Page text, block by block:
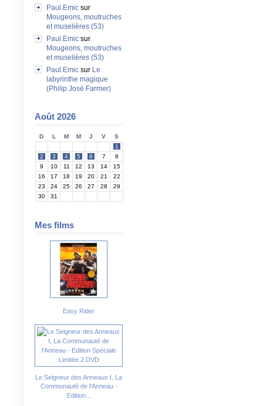
Paul.Emic sur
Mougeons, moutruches
et muselières (53)
Paul.Emic sur
Mougeons, moutruches
et muselières (53)
Paul.Emic sur Le
labyrinthe magique
(Philip José Farmer)
Août 2026
D L M M J V
S
1
2
3 4 5 6 7
8
9
10 11 12 13 14
15
16
17 18 19 20 21
22
23
24 25 26 27 28
29
30
31
Mes films
Easy Rider
Le Seigneur des Anneaux I, La
Communauté de l'Anneau -
Edition...